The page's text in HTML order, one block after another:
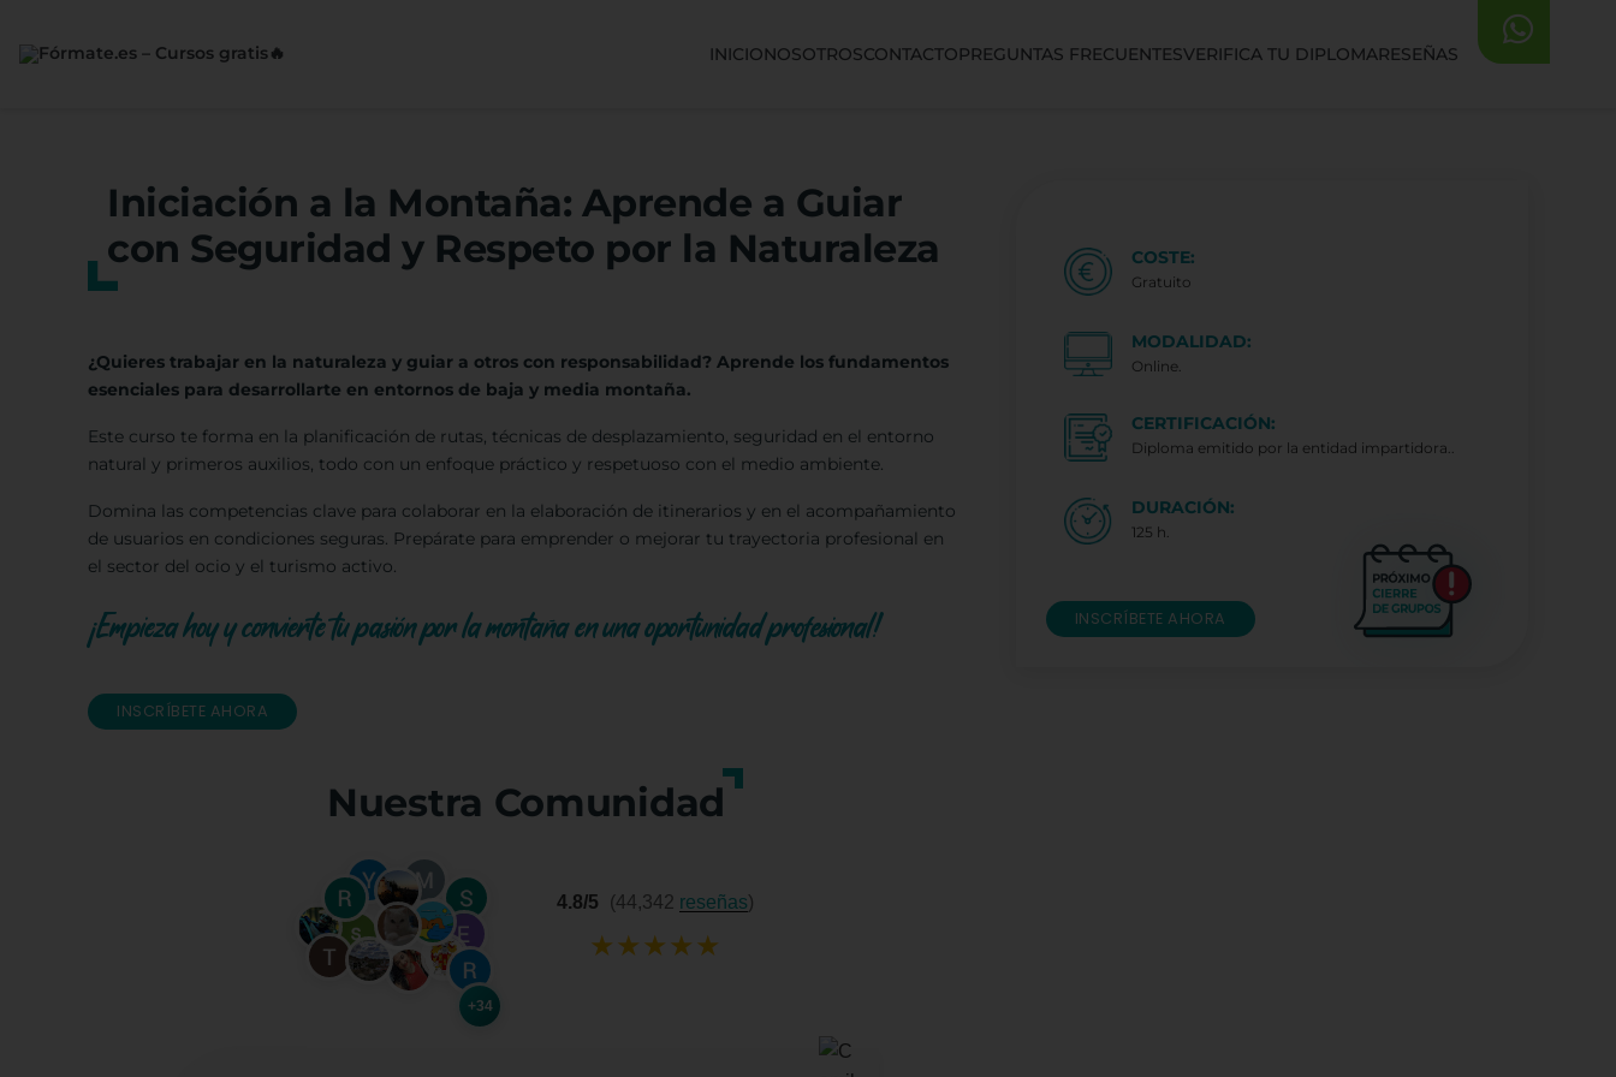
INICIONOSOTROSCONTACTOPREGUNTAS FRECUENTESVERIFICA TU DIPLOMARESEÑAS
Iniciación a la Montaña: Aprende a Guiar
con Seguridad y Respeto por la Naturaleza
¿Quieres trabajar en la naturaleza y guiar a otros con responsabilidad? Aprende los fundamentos
esenciales para desarrollarte en entornos de baja y media montaña.
Este curso te forma en la planificación de rutas, técnicas de desplazamiento, seguridad en el entorno
natural y primeros auxilios, todo con un enfoque práctico y respetuoso con el medio ambiente.
Domina las competencias clave para colaborar en la elaboración de itinerarios y en el acompañamiento
de usuarios en condiciones seguras. Prepárate para emprender o mejorar tu trayectoria profesional en
el sector del ocio y el turismo activo.
¡Empieza hoy y convierte tu pasión por la montaña en una oportunidad profesional!
INSCRÍBETE AHORA
Nuestra Comunidad
+34
4.8/5 (44,342 reseñas)
★★★★★
COSTE:
Gratuito
MODALIDAD:
Online.
CERTIFICACIÓN:
Diploma emitido por la entidad impartidora..
DURACIÓN:
125 h.
INSCRÍBETE AHORA